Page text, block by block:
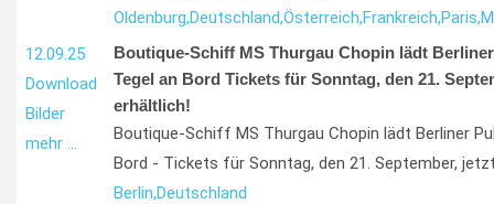
Oldenburg,Deutschland,Österreich,Frankreich,Paris,
12.09.25
Download
Bilder
mehr …
Boutique-Schiff MS Thurgau Chopin lädt
Tegel an Bord Tickets für Sonntag, den 21.
erhältlich!
Boutique-Schiff MS Thurgau Chopin lädt Berliner
Bord - Tickets für Sonntag, den 21. September,
Berlin,Deutschland